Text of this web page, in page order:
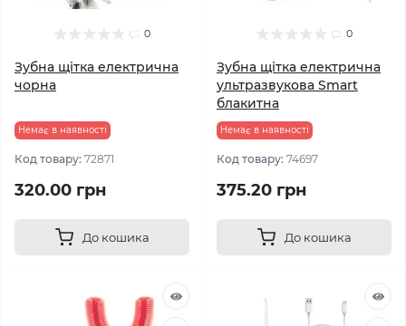
0
Зубна щітка електрична
чорна
Немає в наявності
Код товару: 72871
320.00 грн
До кошика
0
Зубна щітка електрична
ультразвукова Smart
блакитна
Немає в наявності
Код товару: 74697
375.20 грн
До кошика